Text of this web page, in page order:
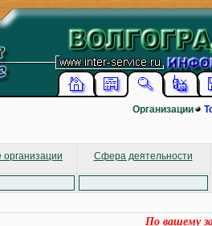
Организации
организации Сфера деятельности
По вашему